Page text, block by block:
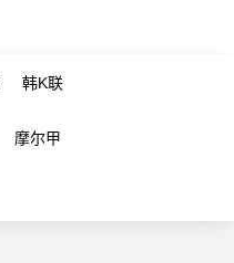
韩K联
摩尔甲